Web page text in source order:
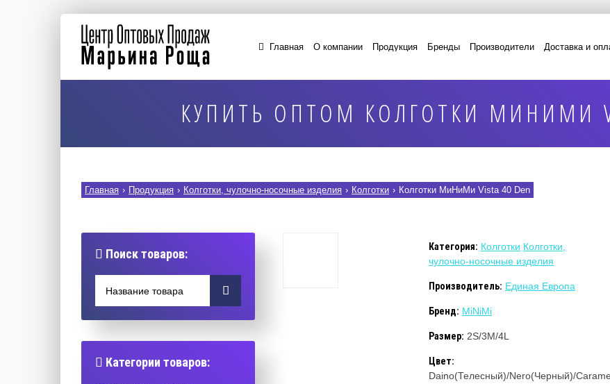
Главная О компании Продукция Бренды Производители Доставка и
КУПИТЬ ОПТОМ КОЛГОТКИ МИНИМИ
Главная › Продукция › Колготки, чулочно-носочные изделия › Колготки › Колготки МиНиМи Vista 40 Den
Поиск товаров:
Категории товаров:
Категория: Колготки Колготки,
чулочно-носочные изделия
Производитель: Единая Европа
Бренд: MiNiMi
Размер: 2S/3M/4L
Цвет:
Daino(Телесный)/Nero(Черный)/